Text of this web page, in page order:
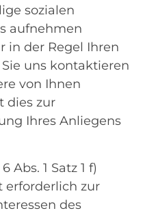
sozialen
aufnehmen
in der Regel Ihren
uns kontaktieren
von Ihnen
dies zur
Ihres Anliegens
Abs. 1 Satz 1 f)
erforderlich zur
des